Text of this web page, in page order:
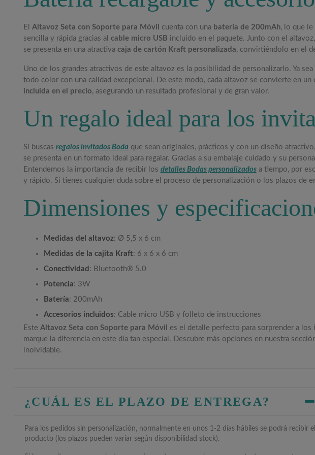
El Altavoz Seta con Soporte para Móvil cuenta con una batería de 200mAh, lo que le
sencilla y rápida gracias al cable micro USB incluido en el paquete. Junto con el
se presenta en una atractiva caja de cartón Kraft personalizada, convirtiéndolo en el
Uno de los grandes atractivos de este altavoz es la posibilidad de personalizarlo. Ya
todo color con una calidad excepcional. De este modo, cada altavoz se convierte en
incluida en el precio, asegurando un resultado profesional y de gran valor.
Un regalo ideal para los
Si buscas regalos invitados Boda que sean originales, prácticos y con un diseño
se presenta en un formato ideal para regalar. Gracias a su embalaje cuidado y su
Entendemos la importancia de recibir los detalles Bodas personalizadosa tiempo, por
y rápido. Si tienes cualquier duda sobre el proceso de personalización o los plazos de
Dimensiones y
Medidas del altavoz: Ø 5,5 x 6 cm
Medidas de la cajita Kraft: 6 x 6 x 6 cm
Conectividad : Bluetooth® 5.0
Potencia: 3W
Batería: 200mAh
Accesorios incluidos: Cable micro USB y folleto de instrucciones
Este Altavoz Seta con Soporte para Móvil
es el detalle perfecto para sorprender a
marque la diferencia en este día tan especial. Descubre más opciones en nuestra
inolvidable.
¿CUÁL ES EL PLAZO DE ENTREGA?
Para los pedidos sin personalización, normalmente en unos 1-2 días hábiles se podrá recibir el
producto (los plazos pueden variar según disponibilidad stock).